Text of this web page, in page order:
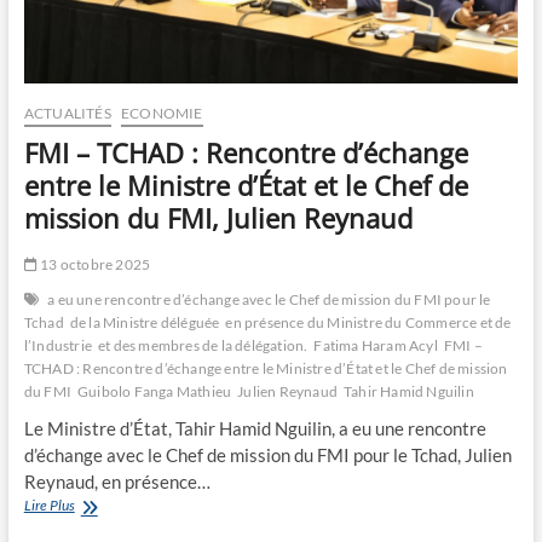
2030”
ACTUALITÉS
ECONOMIE
FMI – TCHAD : Rencontre d’échange
entre le Ministre d’État et le Chef de
mission du FMI, Julien Reynaud
13 octobre 2025
a eu une rencontre d’échange avec le Chef de mission du FMI pour le
Tchad de la Ministre déléguée en présence du Ministre du Commerce et de
l’Industrie et des membres de la délégation. Fatima Haram Acyl FMI –
TCHAD : Rencontre d’échange entre le Ministre d’État et le Chef de mission
du FMI Guibolo Fanga Mathieu Julien Reynaud Tahir Hamid Nguilin
Le Ministre d’État, Tahir Hamid Nguilin, a eu une rencontre
d’échange avec le Chef de mission du FMI pour le Tchad, Julien
Reynaud, en présence…
Lire PlusFMI